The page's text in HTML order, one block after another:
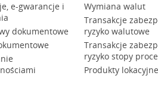
e-gwarancje i
dokumentowe
Wymiana walut
Transakcje
ryzyko walutowe
Transakcje
ryzyko stopy
Produkty lokacyjne